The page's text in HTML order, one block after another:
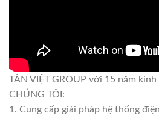
TÂN VIỆT GROUP với 15 năm kinh
CHÚNG TÔI:
1. Cung cấp giải pháp hệ thống